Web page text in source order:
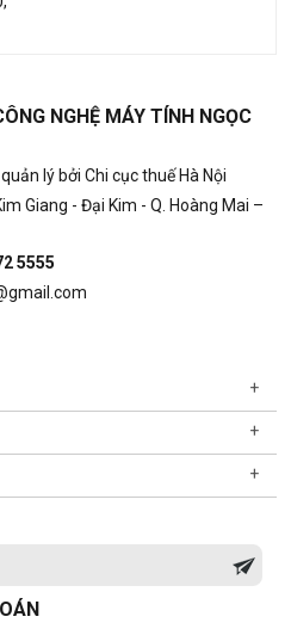
NGHỆ MÁY TÍNH NGỌC
lý bởi Chi cục thuế Hà Nội
Giang - Đại Kim - Q. Hoàng Mai –
5555
+
+
+